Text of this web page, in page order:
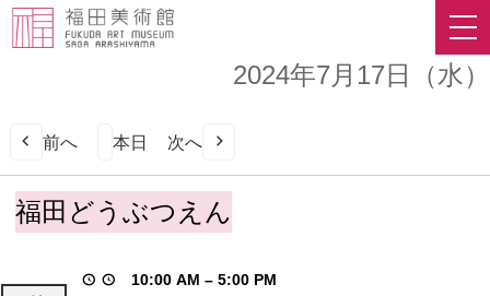
2024年7月17日（水）
前へ 本日 次へ
福
田
福田どうぶつえん
10:00 AM – 5:00 PM